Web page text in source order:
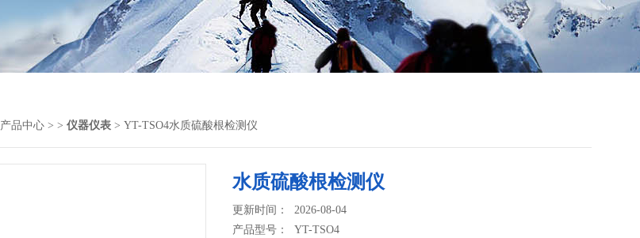
产品中心 > > 仪器仪表 > YT-TSO4水质硫酸根检测仪
水质硫酸根检测仪
更新时间： 2026-08-04
产品型号：YT-TSO4